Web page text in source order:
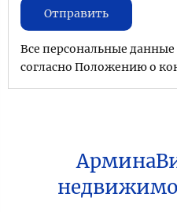
Отправить
Все персональные
согласно Положению о